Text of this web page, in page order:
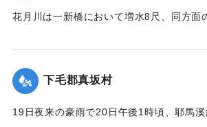
花月川は一新橋において増水8尺、同方面
｜固有コード:00275061
下毛郡真坂村
19日夜来の豪雨で20日午後1時頃、耶馬